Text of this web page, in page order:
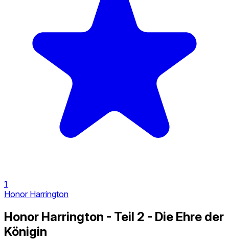
1
Honor Harrington
Honor Harrington - Teil 2 - Die Ehre der
Königin